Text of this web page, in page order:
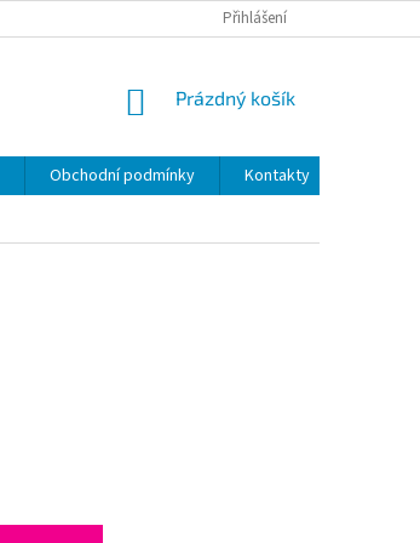
Přihlášení
NÁKUPNÍ
Prázdný košík
Obchodní podmínky
Kontakty